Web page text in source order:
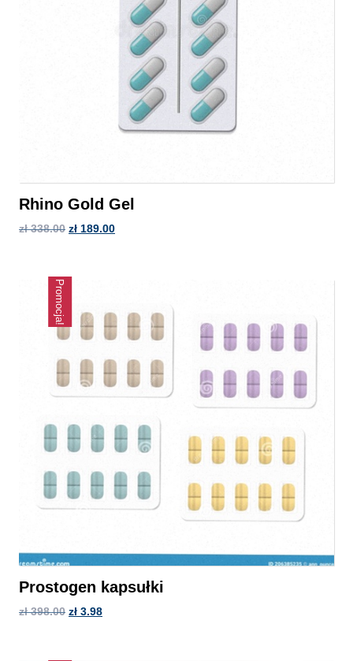
Rhino Gold Gel
zł338.00 zł 189.00
Promocja!
Prostogen kapsułki
zł398.00 zł 3.98